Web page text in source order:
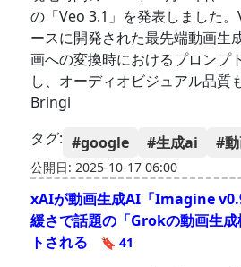
の「Veo 3.1」を発表しました
ースに開発された最先端動画生
画への変換時におけるプロンプ
し、オーディオビジュアル品質
Bringi
タグ: #google #生成ai #
公開日: 2025-10-17 06:00
xAIが動画生成AI「Imagine
緩さで話題の「Grokの動画生
トされる
🔖 41